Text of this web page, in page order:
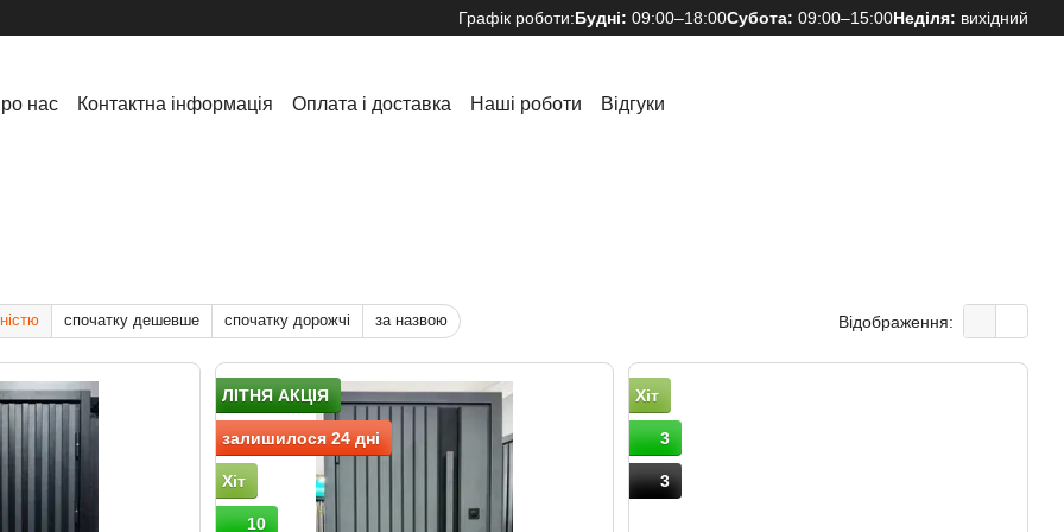
Графік роботи:Будні: 09:00–18:00Субота: 09:00–15:00Неділя: вихідний
нас Контактна інформація Оплата і доставка Наші роботи
Відгуки
спочатку дешевше спочатку дорожчі за назвою Відображення:
ЛІТНЯ АКЦІЯ
залишилося 24 дні
Хіт
10
Хіт
3
3